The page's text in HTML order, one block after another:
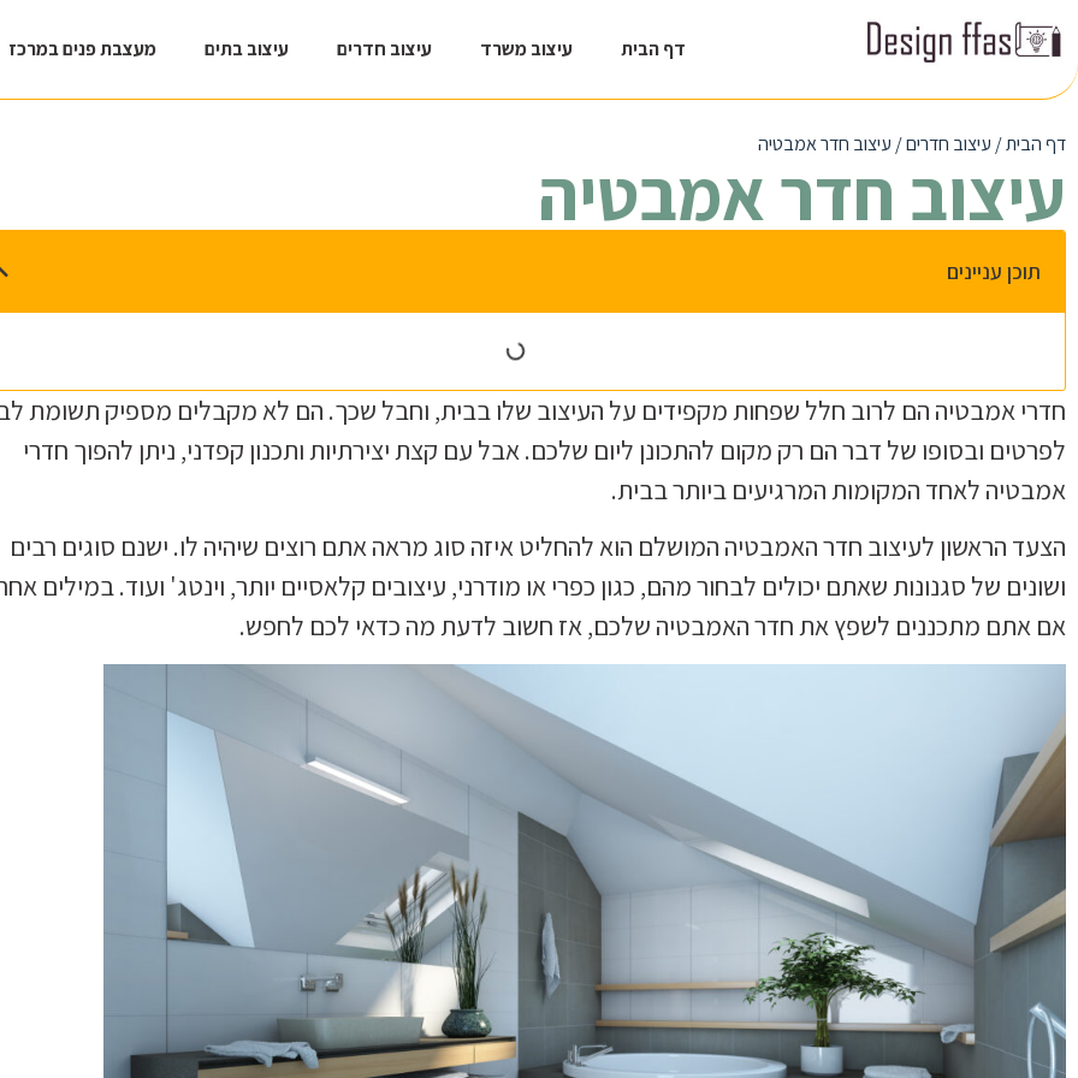
דף הבית עיצוב משרד עיצוב חדרים עיצוב בתים מעצבת פנים במרכז
דף הבית/ עיצוב חדרים/ עיצוב חדר אמבטיה
עיצוב חדר אמבטיה
תוכן עניינים
חדרי אמבטיה הם לרוב חלל שפחות מקפידים על העיצוב שלו בבית, וחבל שכך. הם לא מקבלים מספיק תשומת
לפרטים ובסופו של דבר הם רק מקום להתכונן ליום שלכם. אבל עם קצת יצירתיות ותכנון קפדני, ניתן להפוך חדרי
אמבטיה לאחד המקומות המרגיעים ביותר בבית.
הצעד הראשון לעיצוב חדר האמבטיה המושלם הוא להחליט איזה סוג מראה אתם רוצים שיהיה לו. ישנם סוגים רבים
ושונים של סגנונות שאתם יכולים לבחור מהם, כגון כפרי או מודרני, עיצובים קלאסיים יותר, וינטג' ועוד. במילים
אם אתם מתכננים לשפץ את חדר האמבטיה שלכם, אז חשוב לדעת מה כדאי לכם לחפש.